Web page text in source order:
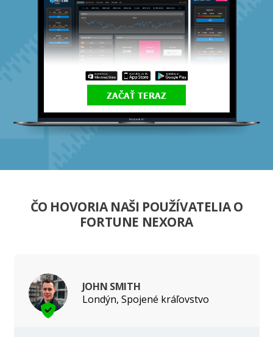
ZAČAŤ TERAZ
ČO HOVORIA NAŠI POUŽÍVATELIA O
FORTUNE NEXORA
JOHN SMITH
Londýn, Spojené kráľovstvo